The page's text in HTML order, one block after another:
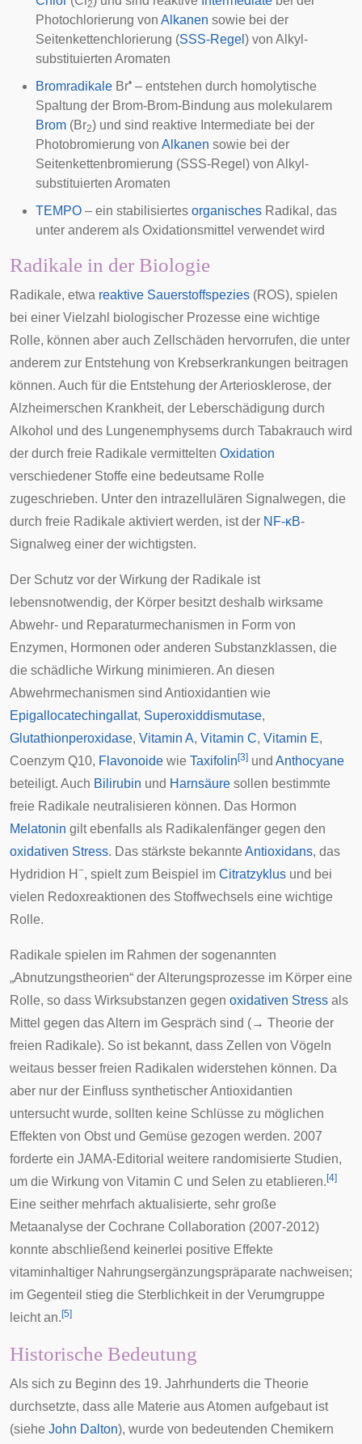
2
Photochlorierung von Alkanen sowie bei der
Seitenkettenchlorierung (SSS-Regel ) von Alkyl-
substituierten Aromaten
Bromradikale Br• – entstehen durch homolytische
Spaltung der Brom-Brom-Bindung aus molekularem
Brom (Br2) und sind reaktive Intermediate bei der
Photobromierung von Alkanen sowie bei der
Seitenkettenbromierung (SSS-Regel) von Alkyl-
substituierten Aromaten
TEMPO – ein stabilisiertes organisches Radikal, das
unter anderem als Oxidationsmittel verwendet wird
Radikale in der Biologie
Radikale, etwa reaktive Sauerstoffspezies (ROS), spielen
bei einer Vielzahl biologischer Prozesse eine wichtige
Rolle, können aber auch Zellschäden hervorrufen, die unter
anderem zur Entstehung von Krebserkrankungen beitragen
können. Auch für die Entstehung derArteriosklerose, der
Alzheimerschen Krankheit, der Leberschädigung durch
Alkohol und des Lungenemphysems durch Tabakrauch wird
der durch freie Radikale vermittelten Oxidation
verschiedener Stoffe eine bedeutsame Rolle
zugeschrieben. Unter den intrazellulären Signalwegen, die
durch freie Radikale aktiviert werden, ist der NF-κB-
Signalweg einer der wichtigsten.
Der Schutz vor der Wirkung der Radikale ist
lebensnotwendig, der Körper besitzt deshalb wirksame
Abwehr- und Reparaturmechanismen in Form von
Enzymen, Hormonen oder anderen Substanzklassen, die
die schädliche Wirkung minimieren. An diesen
Abwehrmechanismen sind Antioxidantien wie
Epigallocatechingallat, Superoxiddismutase,
Glutathionperoxidase, Vitamin A, Vitamin C, Vitamin E,
Coenzym Q10, Flavonoide wie Taxifolin [3] und Anthocyane
beteiligt. Auch Bilirubin und Harnsäure sollen bestimmte
freie Radikale neutralisieren können. Das Hormon
Melatonin gilt ebenfalls als Radikalenfänger gegen den
oxidativen Stress. Das stärkste bekannte Antioxidans, das
Hydridion H −, spielt zum Beispiel im Citratzyklus und bei
vielen Redoxreaktionen des Stoffwechsels eine wichtige
Rolle.
Radikale spielen im Rahmen der sogenannten
„Abnutzungstheorien“ der Alterungsprozesse im Körper eine
Rolle, so dass Wirksubstanzen gegen oxidativen Stress als
Mittel gegen das Altern im Gespräch sind (→ Theorie der
freien Radikale). So ist bekannt, dass Zellen von Vögeln
weitaus besser freien Radikalen widerstehen können. Da
aber nur der Einfluss synthetischer Antioxidantien
untersucht wurde, sollten keine Schlüsse zu möglichen
Effekten von Obst und Gemüse gezogen werden. 2007
forderte ein JAMA-Editorial weitere randomisierte Studien,
um die Wirkung von Vitamin C und Selen zu etablieren. [4]
Eine seither mehrfach aktualisierte, sehr große
Metaanalyse der Cochrane Collaboration (2007-2012)
konnte abschließend keinerlei positive Effekte
vitaminhaltiger Nahrungsergänzungspräparate nachweisen;
im Gegenteil stieg die Sterblichkeit in der Verumgruppe
leicht an. [5]
Historische Bedeutung
Als sich zu Beginn des 19. Jahrhunderts die Theorie
durchsetzte, dass alle Materie aus Atomen aufgebaut ist
(siehe John Dalton), wurde von bedeutenden Chemikern